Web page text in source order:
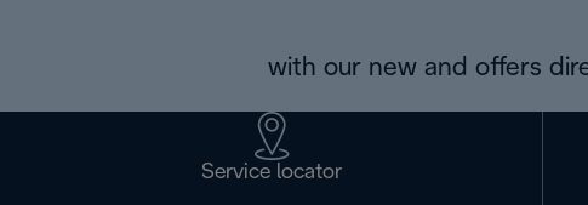
with our new and offers
Service locator